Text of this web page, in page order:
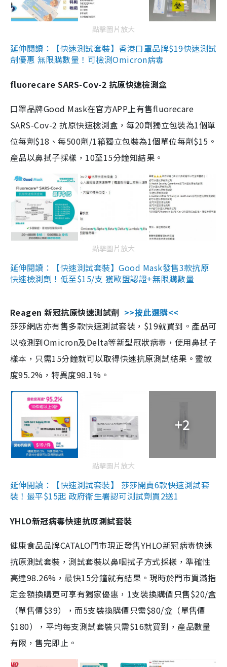
點擊圖片放大
延伸閱讀：【快速測試套裝】香港口罩品牌$19快速測試
劑優惠 無限購數量！可檢測Omicron病毒
fluorecare SARS-Cov-2 抗原快速檢測盒
口罩品牌Good Mask在官方APP上有售fluorecare
SARS-Cov-2 抗原快速檢測盒，每20劑獨立包裝為1個單
位每劑$18、每500劑/1箱獨立包裝為1個單位每劑$15。
產品以鼻拭子採樣，10至15分鐘知結果。
點擊圖片放大
延伸閱讀：【快速測試套裝】Good Mask發售3款抗原
快速檢測劑！低至$15/支 獲歐盟認證+無限購數量
Reagen 新冠抗原快速測試劑 >>按此選購<<
莎莎網店亦有售多款快速測試套裝，$19就買到。產品可
以檢測到Omicron及Delta等新型冠狀病毒，使用鼻拭子
樣本，只需15分鐘就可以取得快速抗原測試結果。靈敏
度95.2%，特異度98.1%。
+2
點擊圖片放大
延伸閱讀：【快速測試套裝】 莎莎開賣6款快速測試套
裝！最平$15起 政府衛生署認可測試劑買2送1
YHLO新冠病毒快速抗原測試套裝
健康食品品牌CATALO門市現正發售YHLO新冠病毒快速
抗原測試套裝，測試套裝以鼻咽拭子方式採樣，準確性
高達98.26%，最快15分鐘就有結果。現時於門市買滿指
定金額換購更可享有獨家優惠，1支裝換購價只售$20/盒
（單售價$39），而5支裝換購價只需$80/盒（單售價
$180），平均每支測試套裝只需$16就買到，產品數量
有限，售完即止。